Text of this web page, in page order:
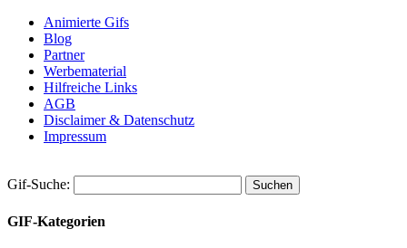
Animierte Gifs
Blog
Partner
Werbematerial
Hilfreiche Links
AGB
Disclaimer & Datenschutz
Impressum
Gif-Suche:
GIF-Kategorien